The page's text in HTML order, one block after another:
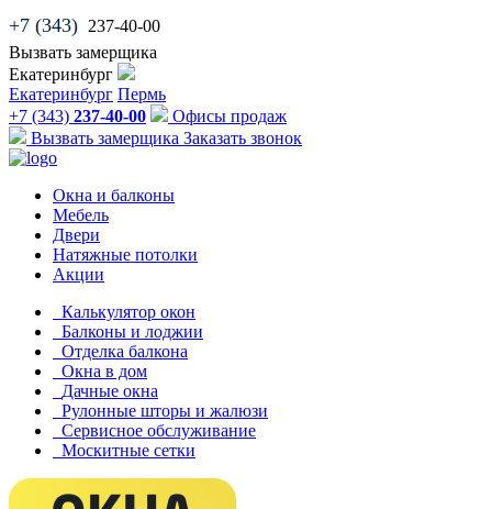
+7 (343) 237-40-00
Вызвать замерщика
Екатеринбург
Екатеринбург Пермь
+7 (343) 237-40-00
Офисы продаж
Вызвать замерщика Заказать звонок
Окна и балконы
Мебель
Двери
Натяжные потолки
Акции
Калькулятор окон
Балконы и лоджии
Отделка балкона
Окна в дом
Дачные окна
Рулонные шторы и жалюзи
Сервисное обслуживание
Москитные сетки